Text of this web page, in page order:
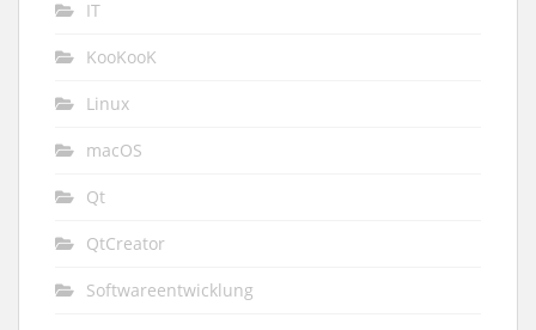
IT
KooKooK
Linux
macOS
Qt
QtCreator
Softwareentwicklung